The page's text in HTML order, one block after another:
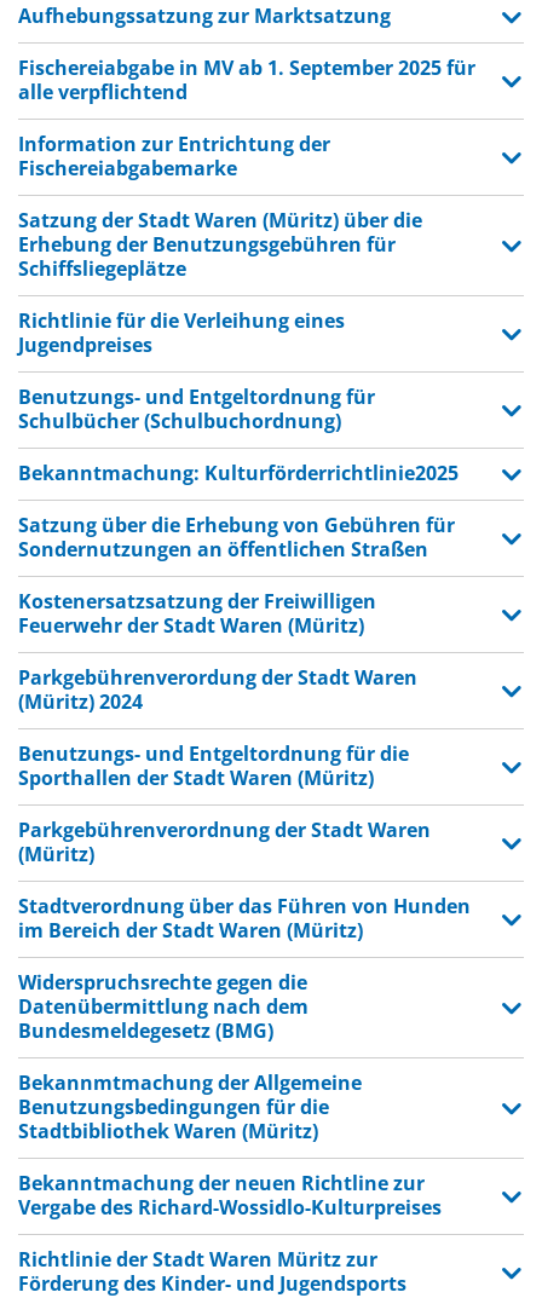
Aufhebungssatzung zur Marktsatzung
Fischereiabgabe in MV ab 1. September 2025 für
alle verpflichtend
Information zur Entrichtung der
Fischereiabgabemarke
Satzung der Stadt Waren (Müritz) über die
Erhebung der Benutzungsgebühren für
Schiffsliegeplätze
Richtlinie für die Verleihung eines
Jugendpreises
Benutzungs- und Entgeltordnung für
Schulbücher (Schulbuchordnung)
Bekanntmachung: Kulturförderrichtlinie2025
Satzung über die Erhebung von Gebühren für
Sondernutzungen an öffentlichen Straßen
Kostenersatzsatzung der Freiwilligen
Feuerwehr der Stadt Waren (Müritz)
Parkgebührenverordung der Stadt Waren
(Müritz) 2024
Benutzungs- und Entgeltordnung für die
Sporthallen der Stadt Waren (Müritz)
Parkgebührenverordnung der Stadt Waren
(Müritz)
Stadtverordnung über das Führen von Hunden
im Bereich der Stadt Waren (Müritz)
Widerspruchsrechte gegen die
Datenübermittlung nach dem
Bundesmeldegesetz (BMG)
Bekannmtmachung der Allgemeine
Benutzungsbedingungen für die
Stadtbibliothek Waren (Müritz)
Bekanntmachung der neuen Richtline zur
Vergabe des Richard-Wossidlo-Kulturpreises
Richtlinie der Stadt Waren Müritz zur
Förderung des Kinder- und Jugendsports